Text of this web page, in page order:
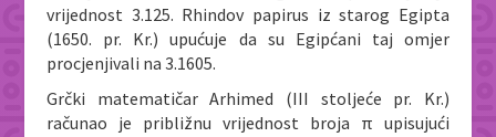
vrijednost 3.125. Rhindov papirus iz starog Egipta
(1650. pr. Kr.) upućuje da su Egipćani taj omjer
procjenjivali na 3.1605.
Grčki matematičar Arhimed (III stoljeće pr. Kr.)
računao je približnu vrijednost broja π upisujući